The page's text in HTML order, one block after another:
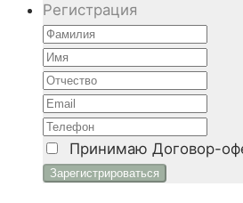
Регистрация
Принимаю Договор-